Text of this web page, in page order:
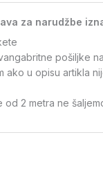
za narudžbe
pošiljke
ako u opisu artikla
od 2 metra ne